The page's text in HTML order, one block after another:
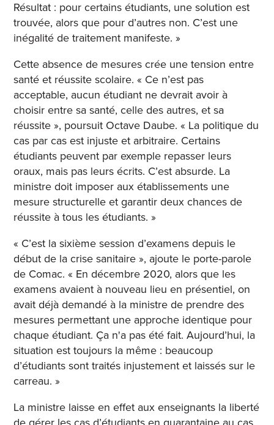
Résultat : pour certains étudiants, une solution est
trouvée, alors que pour d’autres non. C’est une
inégalité de traitement manifeste. »
Cette absence de mesures crée une tension entre
santé et réussite scolaire. « Ce n’est pas
acceptable, aucun étudiant ne devrait avoir à
choisir entre sa santé, celle des autres, et sa
réussite », poursuit Octave Daube. « La politique du
cas par cas est injuste et arbitraire. Certains
étudiants peuvent par exemple repasser leurs
oraux, mais pas leurs écrits. C’est absurde. La
ministre doit imposer aux établissements une
mesure structurelle et garantir deux chances de
réussite à tous les étudiants. »
« C’est la sixième session d’examens depuis le
début de la crise sanitaire », ajoute le porte-parole
de Comac. « En décembre 2020, alors que les
examens avaient à nouveau lieu en présentiel, on
avait déjà demandé à la ministre de prendre des
mesures permettant une approche identique pour
chaque étudiant. Ça n'a pas été fait. Aujourd’hui, la
situation est toujours la même : beaucoup
d’étudiants sont traités injustement et laissés sur le
carreau. »
La ministre laisse en effet aux enseignants la liberté